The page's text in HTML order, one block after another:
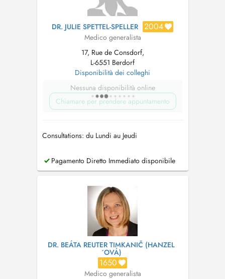
DR. JULIE SPETTEL-SPELLER 2004
Medico generalista
17, Rue de Consdorf,
L-6551 Berdorf
Disponibilità dei colleghi
Nessuna disponibilità online
Chiamare per prendere appuntamento
Consultations: du Lundi au Jeudi
Pagamento Diretto Immediato disponibile
DR. BEÁTA REUTER TIMKANIČ (HANZEL
´OVÁ)
1650
Medico generalista